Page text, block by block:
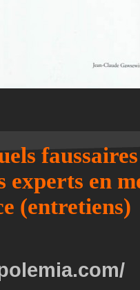
experts en
(entretiens)